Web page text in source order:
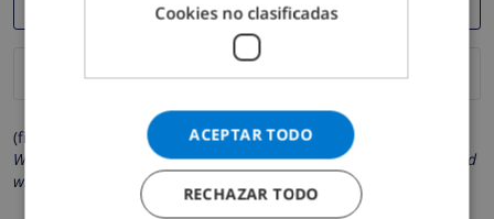
(fields marked with * are mandatory )
We respect your privacy. Your personal details will never be shared
with others.
Cookies no clasificadas
ACEPTAR TODO
RECHAZAR TODO